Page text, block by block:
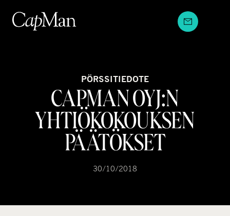
sisältöön
PÖRSSITIEDOTE
CAPMAN OYJ:N
YHTIÖKOKOUKSEN
PÄÄTÖKSET
30/10/2018